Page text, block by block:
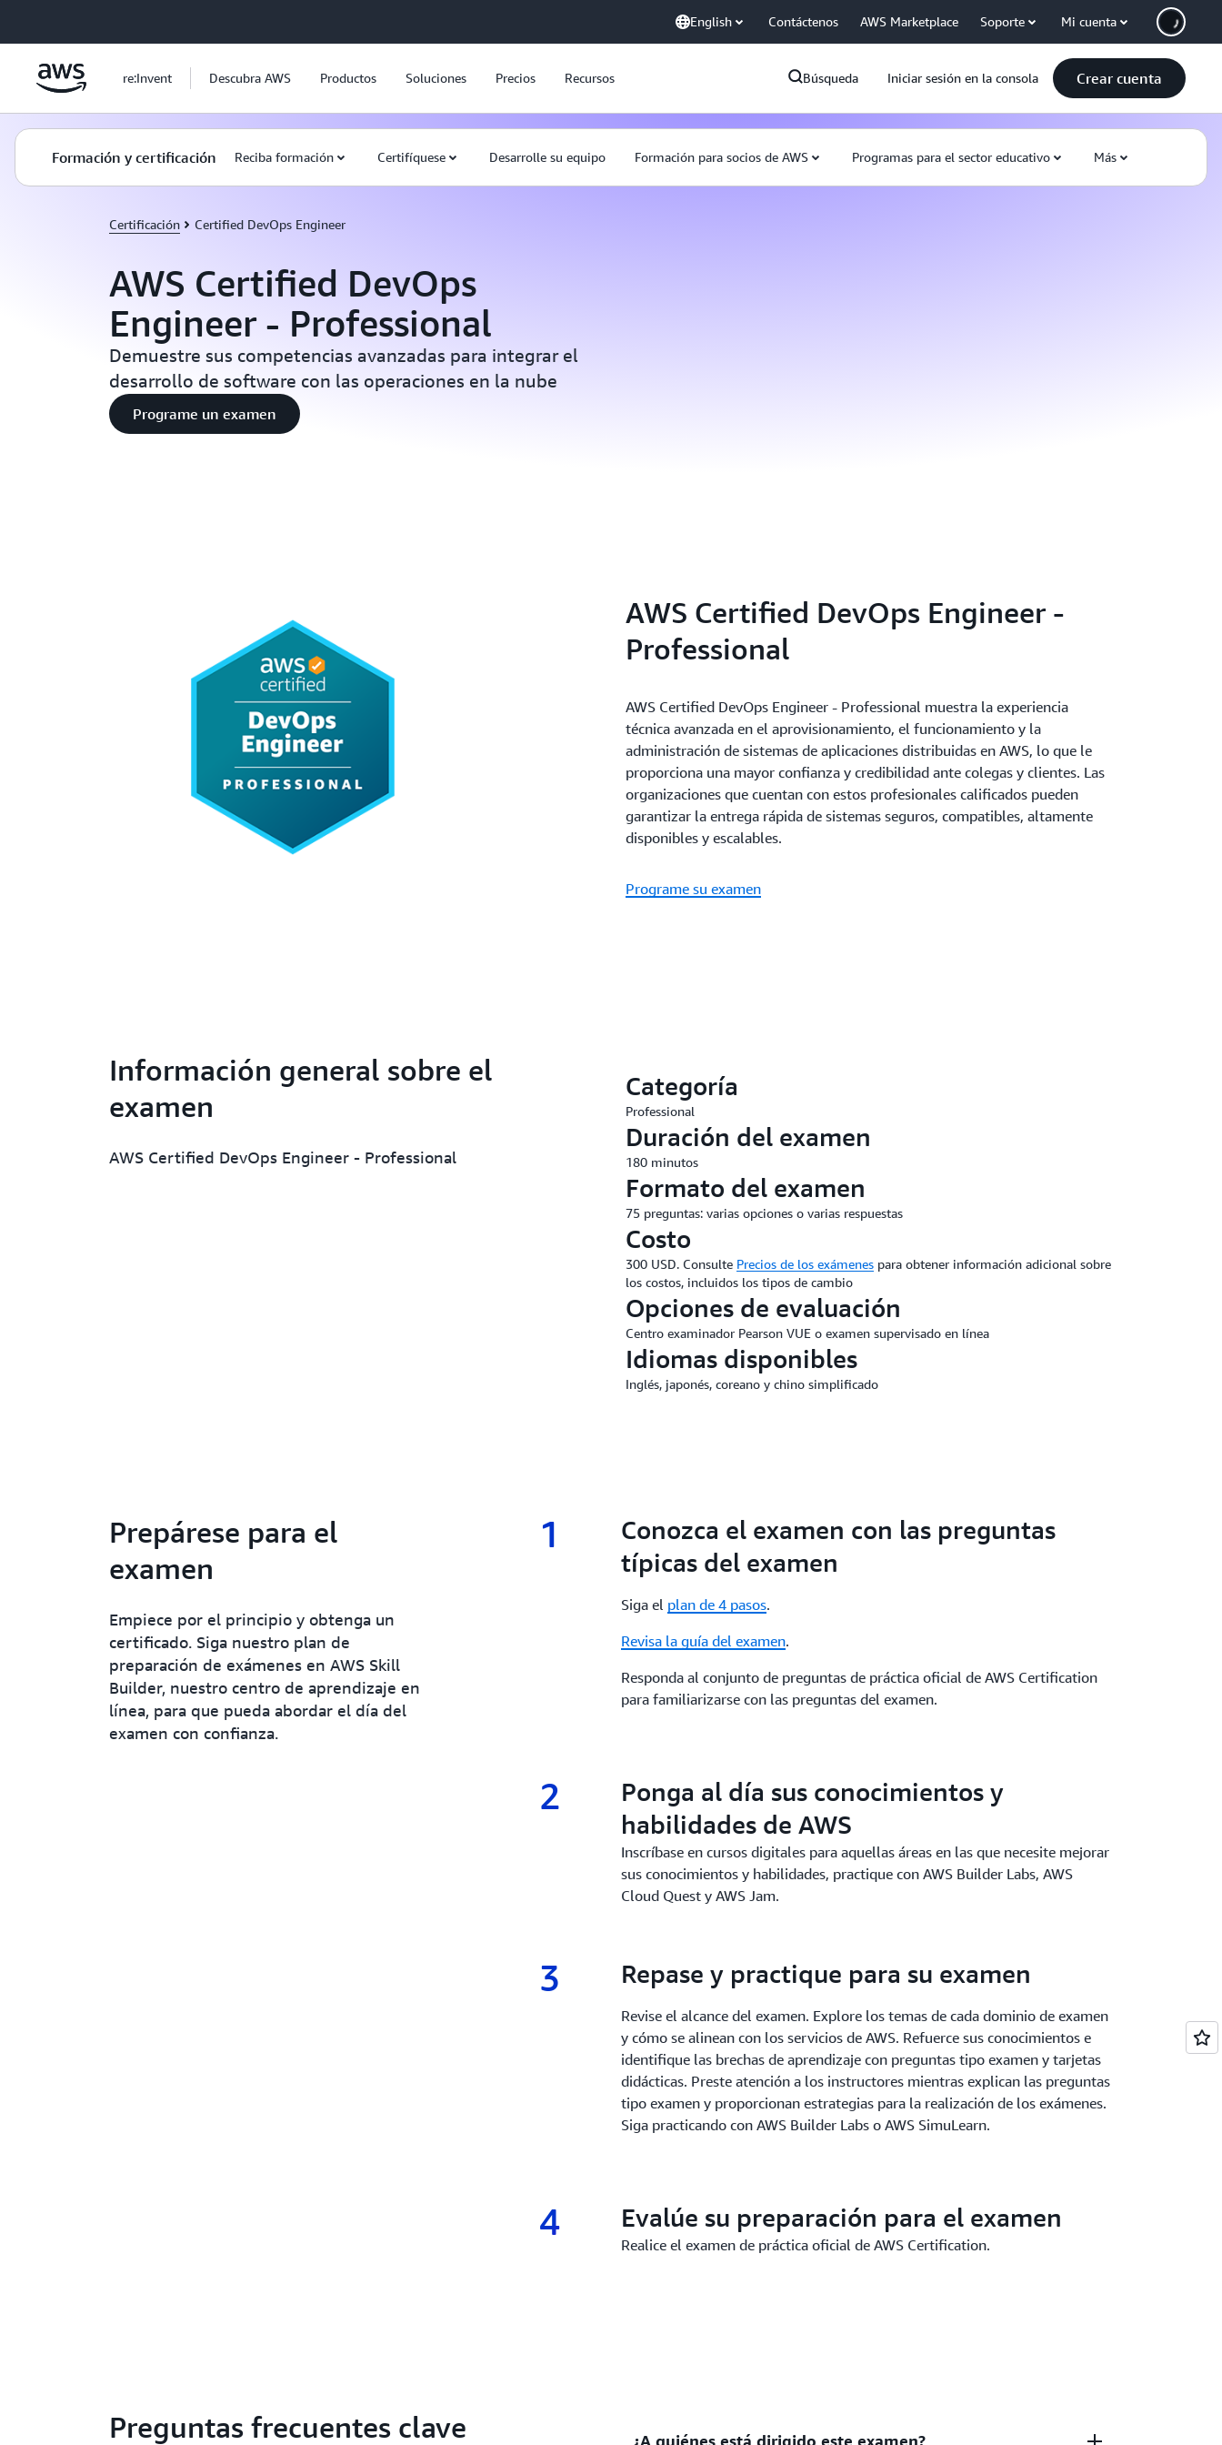
English Contáctenos AWS Marketplace Soporte Mi cuenta
re:Invent Descubra AWS Productos Soluciones Precios Recursos Búsqueda Iniciar sesión en la consola Crear cuenta
Formación y certificación Reciba formación Certifíquese Desarrolle su equipo Formación para socios de AWS Programas para el sector educativo Más
Certificación Certified DevOps Engineer
AWS Certified DevOps
Engineer - Professional
Demuestre sus competencias avanzadas para integrar el
desarrollo de software con las operaciones en la nube
Programe un examen
AWS Certified DevOps Engineer -
Professional
AWS Certified DevOps Engineer - Professional muestra la experiencia
técnica avanzada en el aprovisionamiento, el funcionamiento y la
administración de sistemas de aplicaciones distribuidas en AWS, lo que le
proporciona una mayor confianza y credibilidad ante colegas y clientes. Las
organizaciones que cuentan con estos profesionales calificados pueden
garantizar la entrega rápida de sistemas seguros, compatibles, altamente
disponibles y escalables.
Programe su examen
Información general sobre el
examen
AWS Certified DevOps Engineer - Professional
Categoría
Professional
Duración del examen
180 minutos
Formato del examen
75 preguntas: varias opciones o varias respuestas
Costo
300 USD. Consulte Precios de los exámenespara obtener información adicional sobre
los costos, incluidos los tipos de cambio
Opciones de evaluación
Centro examinador Pearson VUE o examen supervisado en línea
Idiomas disponibles
Inglés, japonés, coreano y chino simplificado
Prepárese para el
examen
Empiece por el principio y obtenga un
certificado. Siga nuestro plan de
preparación de exámenes en AWS Skill
Builder, nuestro centro de aprendizaje en
línea, para que pueda abordar el día del
examen con confianza.
1 1.
Conozca el examen con las preguntas
típicas del examen
Siga el plan de 4 pasos.
Revisa la guía del examen.
Responda al conjunto de preguntas de práctica oficial de AWS Certification
para familiarizarse con las preguntas del examen.
2 2.
Ponga al día sus conocimientos y
habilidades de AWS
Inscríbase en cursos digitales para aquellas áreas en las que necesite mejorar
sus conocimientos y habilidades, practique con AWS Builder Labs, AWS
Cloud Quest y AWS Jam.
3 3.
Repase y practique para su examen
Revise el alcance del examen. Explore los temas de cada dominio de examen
y cómo se alinean con los servicios de AWS. Refuerce sus conocimientos e
identifique las brechas de aprendizaje con preguntas tipo examen y tarjetas
didácticas. Preste atención a los instructores mientras explican las preguntas
tipo examen y proporcionan estrategias para la realización de los exámenes.
Siga practicando con AWS Builder Labs o AWS SimuLearn.
4 4.
Evalúe su preparación para el examen
Realice el examen de práctica oficial de AWS Certification.
Preguntas frecuentes clave
¿A quiénes está dirigido este examen?